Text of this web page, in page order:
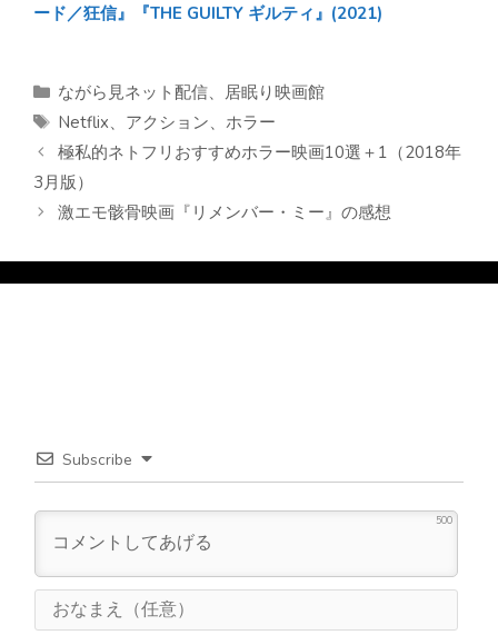
ード／狂信』『THE GUILTY ギルティ』(2021)
カ
テ
リ
ー
ながら見ネット配信、 居眠り映画館
タ
グ
Netflix、 アクション、 ホラー
極私的ネトフリおすすめホラー映画10選＋1（2018年
3月版）
激エモ骸骨映画『リメンバー・ミー』の感想
Subscribe
500